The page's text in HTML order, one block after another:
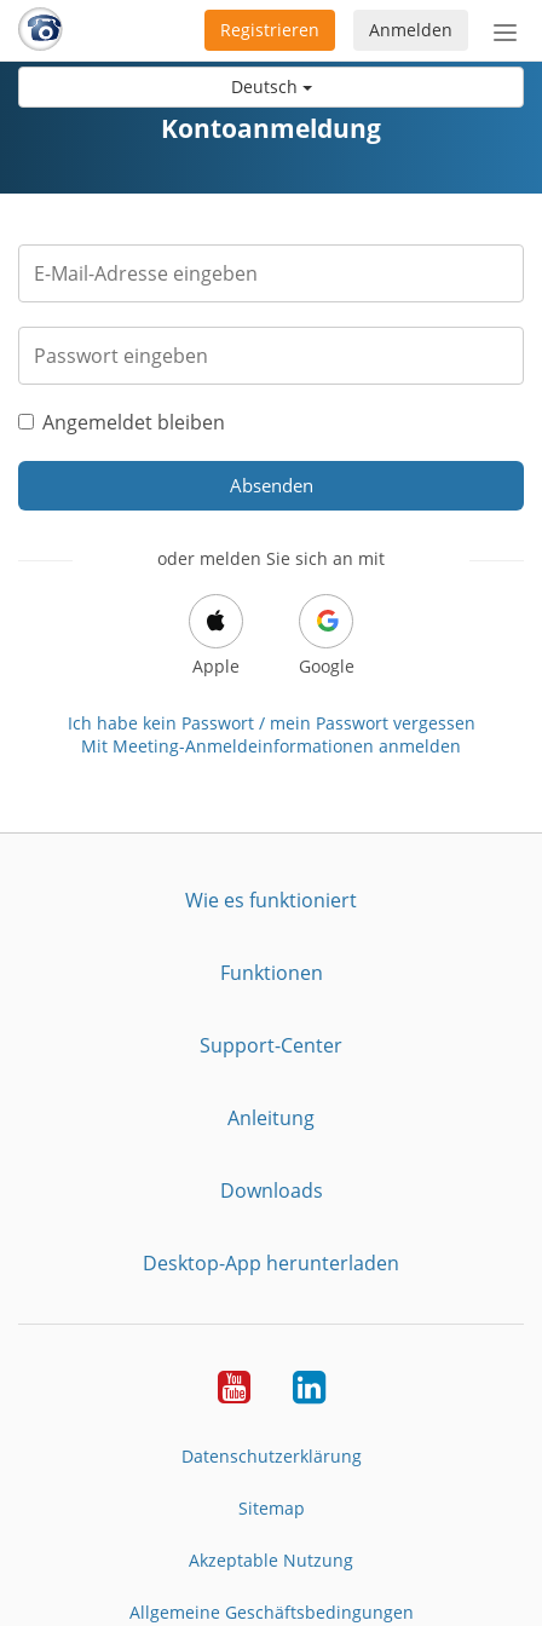
Deutsch
Anmelden
Registrieren
Kontoanmeldung
Angemeldet bleiben
Absenden
oder melden Sie sich an mit
Apple Google
Ich habe kein Passwort / mein Passwort vergessen
Mit Meeting-Anmeldeinformationen anmelden
Wie es funktioniert
Funktionen
Support-Center
Anleitung
Downloads
Desktop-App herunterladen
YouTubeLinkedIn
Datenschutzerklärung
Sitemap
Akzeptable Nutzung
Allgemeine Geschäftsbedingungen